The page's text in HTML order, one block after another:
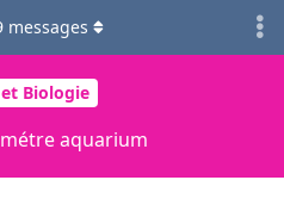
Biologie
aquarium
messages